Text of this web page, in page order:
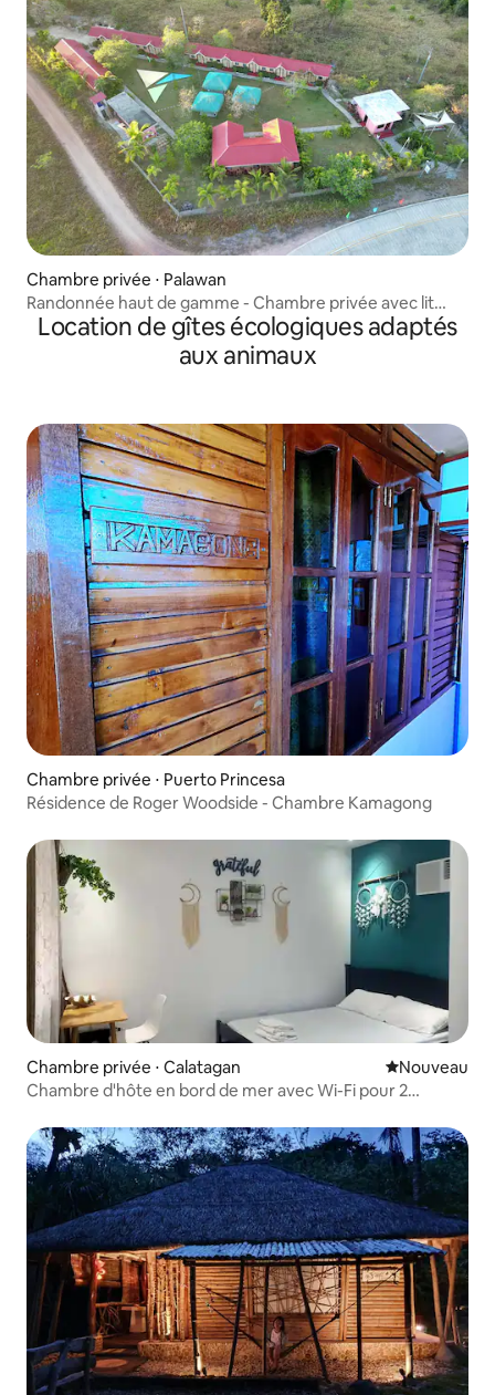
Chambre privée ⋅ Palawan
Randonnée haut de gamme - Chambre privée avec lit
Queen Size 1
Location de gîtes écologiques adaptés
aux animaux
Chambre privée ⋅ Puerto Princesa
Résidence de Roger Woodside - Chambre Kamagong
Chambre privée ⋅ Calatagan Nouvel
Nouveau
Chambre d'hôte en bord de mer avec Wi-Fi pour 2